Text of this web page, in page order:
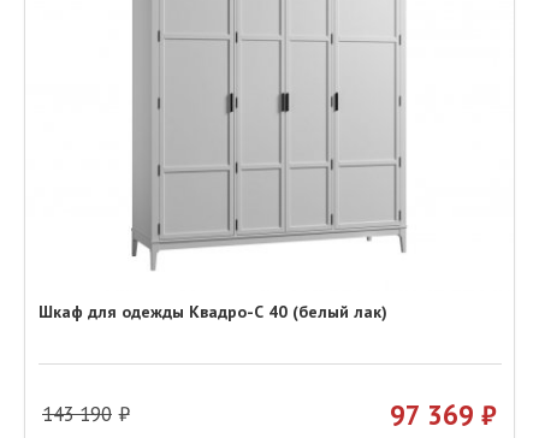
Шкаф для одежды Квадро-С 40 (белый лак)
143 190 97 369